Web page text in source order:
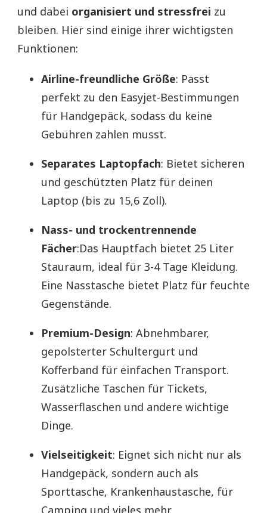
und dabei organisiert und stressfrei zu
bleiben. Hier sind einige ihrer wichtigsten
Funktionen:
Airline-freundliche Größe: Passt
perfekt zu den Easyjet-Bestimmungen
für Handgepäck, sodass du keine
Gebühren zahlen musst.
Separates Laptopfach: Bietet sicheren
und geschützten Platz für deinen
Laptop (bis zu 15,6 Zoll).
Nass- und trockentrennende
Fächer:Das Hauptfach bietet 25 Liter
Stauraum, ideal für 3-4 Tage Kleidung.
Eine Nasstasche bietet Platz für feuchte
Gegenstände.
Premium-Design: Abnehmbarer,
gepolsterter Schultergurt und
Kofferband für einfachen Transport.
Zusätzliche Taschen für Tickets,
Wasserflaschen und andere wichtige
Dinge.
Vielseitigkeit: Eignet sich nicht nur als
Handgepäck, sondern auch als
Sporttasche, Krankenhaustasche, für